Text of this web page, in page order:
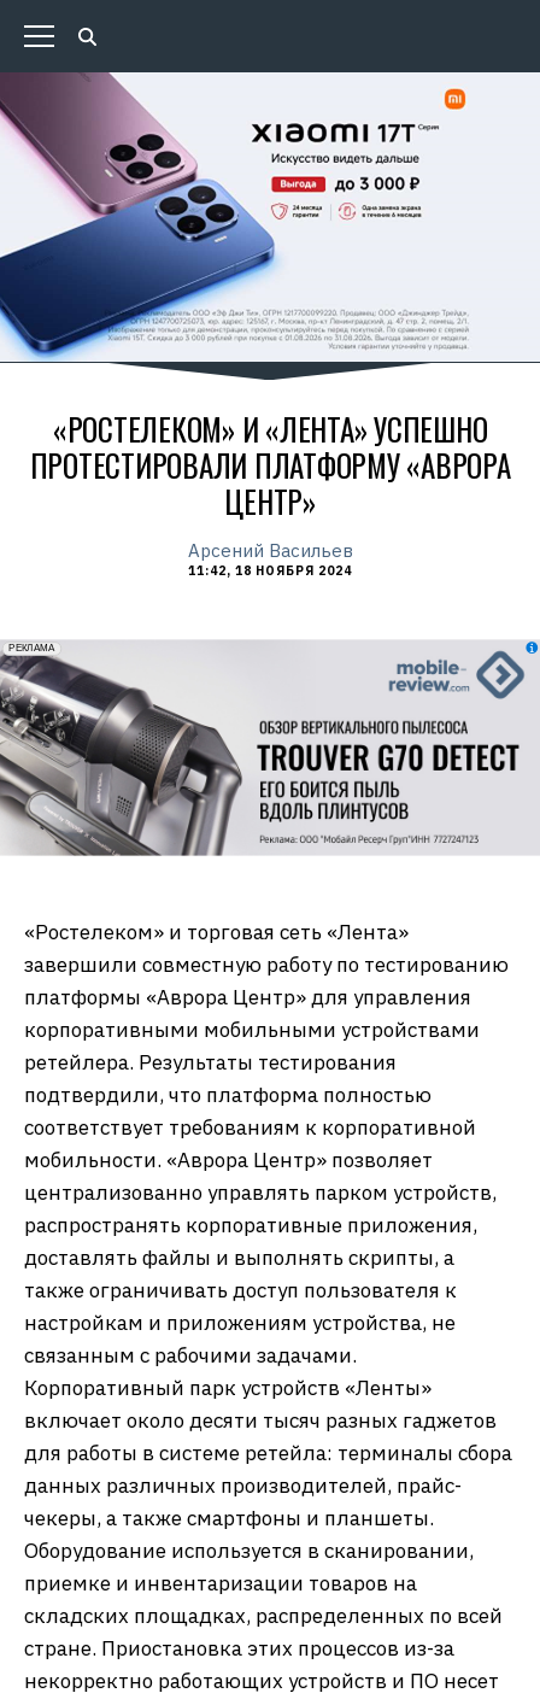
«РОСТЕЛЕКОМ» И «ЛЕНТА» УСПЕШНО
ПРОТЕСТИРОВАЛИ ПЛАТФОРМУ «АВРОРА
ЦЕНТР»
Арсений Васильев
11:42, 18 НОЯБРЯ 2024
erid: 2VfnxxmNzs5
РЕКЛАМА
«Ростелеком» и торговая сеть «Лента»
завершили совместную работу по тестированию
платформы «Аврора Центр» для управления
корпоративными мобильными устройствами
ретейлера. Результаты тестирования
подтвердили, что платформа полностью
соответствует требованиям к корпоративной
мобильности. «Аврора Центр» позволяет
централизованно управлять парком устройств,
распространять корпоративные приложения,
доставлять файлы и выполнять скрипты, а
также ограничивать доступ пользователя к
настройкам и приложениям устройства, не
связанным с рабочими задачами.
Корпоративный парк устройств «Ленты»
включает около десяти тысяч разных гаджетов
для работы в системе ретейла: терминалы сбора
данных различных производителей, прайс-
чекеры, а также смартфоны и планшеты.
Оборудование используется в сканировании,
приемке и инвентаризации товаров на
складских площадках, распределенных по всей
стране. Приостановка этих процессов из-за
некорректно работающих устройств и ПО несет